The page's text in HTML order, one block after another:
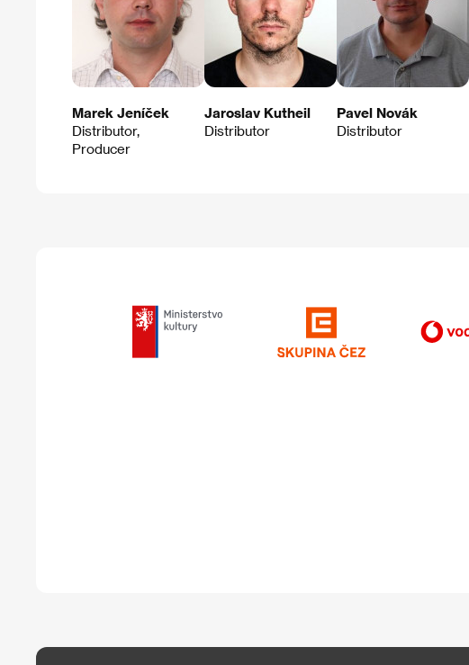
Marek Jeníček
Distributor,
Producer
Jaroslav Kutheil
Distributor
Pavel Novák
Distributor